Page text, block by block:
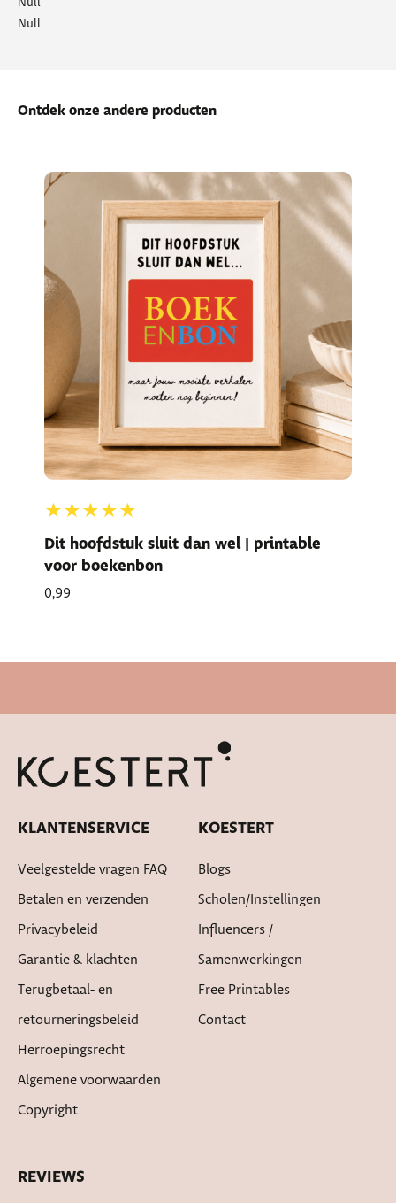
Null
Null
Ontdek onze andere producten
★★★★★
Dit hoofdstuk sluit dan wel | printable
voor boekenbon
0,99
Cadeautje bij bestelling
KLANTENSERVICE
Veelgestelde vragen FAQ
Betalen en verzenden
Privacybeleid
Garantie & klachten
Terugbetaal- en
retourneringsbeleid
Herroepingsrecht
Algemene voorwaarden
Copyright
KOESTERT
Blogs
Scholen/instellingen
Influencers /
Samenwerkingen
Free Printables
Contact
REVIEWS